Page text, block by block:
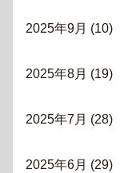
2025年9月 (10)
2025年8月 (19)
2025年7月 (28)
2025年6月 (29)